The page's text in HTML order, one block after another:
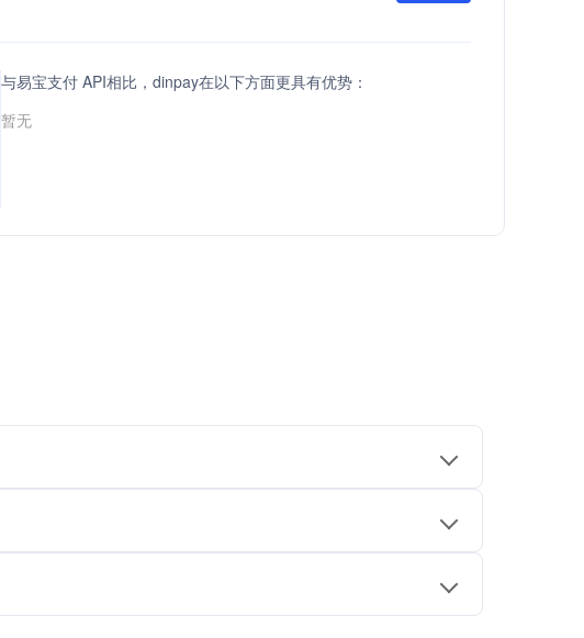
与易宝支付 API相比，dinpay在以下方面更具有优势：
暂无